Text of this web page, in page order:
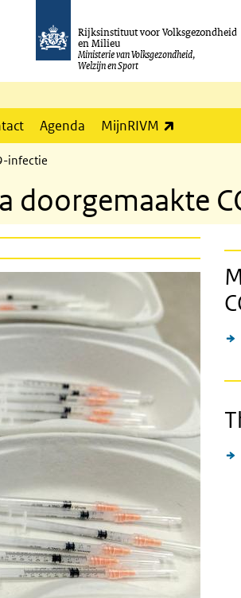
Rijksinstituut voor Volksgezondheid
en Milieu
Ministerie van Volksgezondheid,
Welzijn en Sport
Agenda MijnRIVM
infectie
doorgemaakte